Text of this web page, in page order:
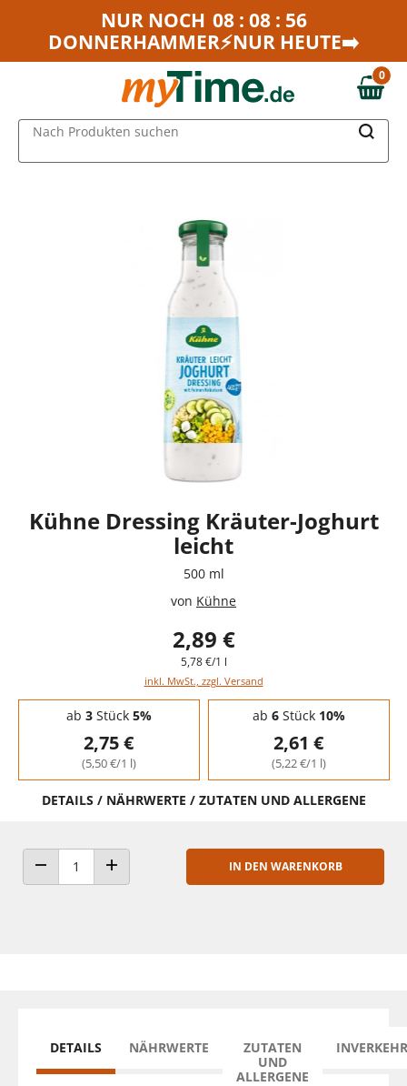
Zum Hauptinhalt springen
Zur Navigation springen
NUR NOCH 08 : 08 : 56
DONNERHAMMER⚡NUR HEUTE➡️
0,00 €
0
Nach Produkten suchen
Kühne Dressing Kräuter-Joghurt
leicht
500 ml
von Kühne
2,89 €
5,78 €/1 l
inkl. MwSt., zzgl. Versand
Staffelpreise - Mengenrabatt
ab 3Stück 5%
2,75 €
(5,50 €/1 l)
ab 6Stück 10%
2,61 €
(5,22 €/1 l)
DETAILS / NÄHRWERTE / ZUTATEN UND ALLERGENE
ANZAHL VERRINGERNANZAHL ERHÖHEN
IN DEN WARENKORB
DETAILS NÄHRWERTE
ZUTATEN
UND
ALLERGENE